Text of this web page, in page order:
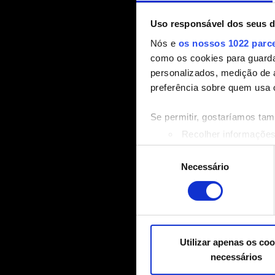
Uso responsável dos seus
Nós e os nossos 1022
como os cookies para
personalizados, medição
preferência sobre quem
Se permitir, gostaríamos
Recolher
Identificar o seu
Saiba mais sobre como os
Pode alterar ou retirar o
relacionadas a conteúdos
mídias sociais, com algo
nossos parceiros. Todos
consentimento
Necessário
Utilizar apenas os
necessários